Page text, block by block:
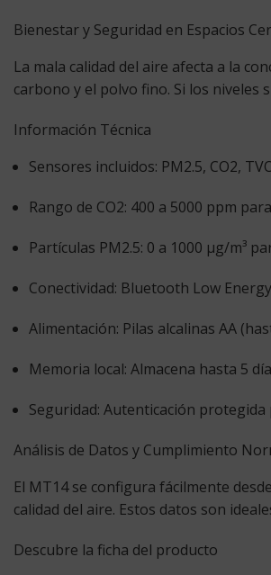
Bienestar y Seguridad en Espacios
La mala calidad del aire afecta a la
carbono y el polvo fino. Si los niveles
Información Técnica
Sensores incluidos: PM2.5, CO2,
Rango de CO2: 400 a 5000 ppm
Partículas PM2.5: 0 a 1000 µg/m³
Conectividad: Bluetooth Low
Alimentación: Pilas alcalinas AA
Memoria local: Almacena hasta 5
Seguridad: Autenticación protegida
Análisis de Datos y Cumplimiento
El MT14 se configura fácilmente
calidad del aire. Estos datos son
Descubre la ficha del producto